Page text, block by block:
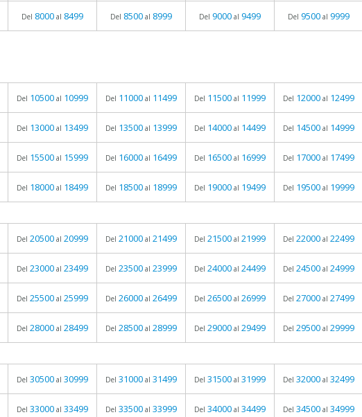
Del 8000 al 8499 Del 8500 al 8999 Del 9000 al 9499 Del 9500 al 9999
Del 10500 al 10999 Del 11000 al 11499 Del 11500 al 11999 Del 12000 al 12499
Del 13000 al 13499 Del 13500 al 13999 Del 14000 al 14499 Del 14500 al 14999
Del 15500 al 15999 Del 16000 al 16499 Del 16500 al 16999 Del 17000 al 17499
Del 18000 al 18499 Del 18500 al 18999 Del 19000 al 19499 Del 19500 al 19999
Del 20500 al 20999 Del 21000 al 21499 Del 21500 al 21999 Del 22000 al 22499
Del 23000 al 23499 Del 23500 al 23999 Del 24000 al 24499 Del 24500 al 24999
Del 25500 al 25999 Del 26000 al 26499 Del 26500 al 26999 Del 27000 al 27499
Del 28000 al 28499 Del 28500 al 28999 Del 29000 al 29499 Del 29500 al 29999
Del 30500 al 30999 Del 31000 al 31499 Del 31500 al 31999 Del 32000 al 32499
Del 33000 al 33499 Del 33500 al 33999 Del 34000 al 34499 Del 34500 al 34999